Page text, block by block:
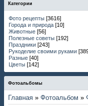
Категории
Фото рецепты [3616]
Города и природа [10]
Животные [56]
Полезные советы [192]
Праздники [243]
Рукоделие своими руками
Разные [40]
Цветы [142]
Фотоальбомы
Главная » Фотоальбом »